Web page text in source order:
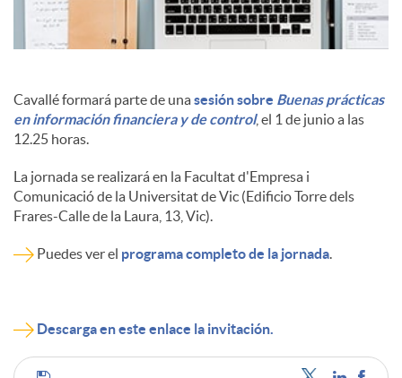
Cavallé formará parte de unasesión sobre Buenas prácticas
en información financiera y de control, el 1 de junio a las
12.25 horas.
La jornada se realizará en la Facultat d'Empresa i
Comunicació de la Universitat de Vic (Edificio Torre dels
Frares-Calle de la Laura, 13, Vic).
Puedes ver el programa completo de la jornada
Descarga en este enlace la invitación.